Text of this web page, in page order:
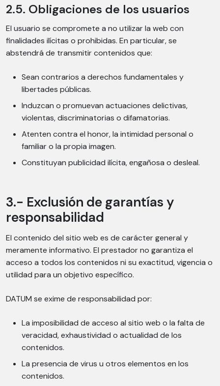
2.5. Obligaciones de los usuarios
El usuario se compromete a no utilizar la web con
finalidades ilícitas o prohibidas. En particular, se
abstendrá de transmitir contenidos que:
Sean contrarios a derechos fundamentales y
libertades públicas.
Induzcan o promuevan actuaciones delictivas,
violentas, discriminatorias o difamatorias.
Atenten contra el honor, la intimidad personal o
familiar o la propia imagen.
Constituyan publicidad ilícita, engañosa o desleal.
3.- Exclusión de garantías y
responsabilidad
El contenido del sitio web es de carácter general y
meramente informativo. El prestador no garantiza el
acceso a todos los contenidos ni su exactitud, vigencia o
utilidad para un objetivo específico.
DATUM se exime de responsabilidad por:
La imposibilidad de acceso al sitio web o la falta de
veracidad, exhaustividad o actualidad de los
contenidos.
La presencia de virus u otros elementos en los
contenidos.